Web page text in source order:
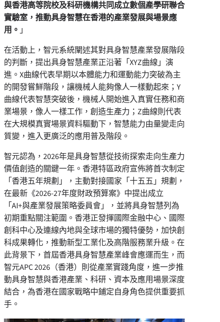
與香港高等院校及科研機構共同成立數個產學研聯合
實驗室，推動具身智慧在香港的產業發展與場景應
用。 」
在活動上，智元系統闡述其對具身智慧產業發展階段
的判斷，提出具身智慧產業正沿著「XYZ曲線」演
進。X曲線代表早期以本體能力和運動能力突破為主
的開發嘗鮮階段，讓機械人能夠像人一樣動起來；Y
曲線代表智慧突破後，機械人開始進入真實任務和商
業場景，像人一樣工作，創造生產力；Z曲線則代表
在大規模真實場景資料驅動下，智慧能力由量變走向
質變，進入更廣泛的應用普及階段。
智元認為，2026年是具身智慧從技術探索走向生產力
價值創造的關鍵一年。香港特區政府宣佈將首次制定
「香港五年規劃」，主動對接國家「十五五」規劃，
在最新《2026-27年度財政預算案》中提出成立
「AI+與產業發展策略委員會」，並將具身智慧列為
初期重點關注範圍。香港正發揮國際金融中心、國際
創科中心及連線內地與全球市場的獨特優勢，加快創
科成果轉化，推動新型工業化及高階服務業升級。在
此背景下，首屆香港具身智慧產業峰會應運而生，而
智元APC 2026（香港）則從產業實踐角度，進一步推
動具身智慧與香港產業、科研、資本及應用場景深度
結合，為香港在國家戰略中鋪定自身角色提供重要抓
手。